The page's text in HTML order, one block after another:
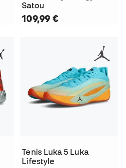
Satou
109,99 €
Tenis Luka 5 Luka
Lifestyle